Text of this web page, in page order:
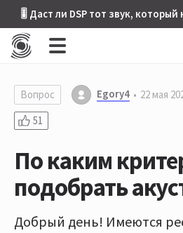
🎚 Даст ли DSP тот звук,
Вопрос Egory4 22 мая
51
По каким
подобрать
Добрый день! Имеются